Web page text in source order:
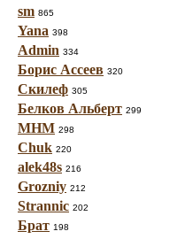
sm 865
Yana 398
Admin 334
Борис Ассеев 320
Скилеф 305
Белков Альберт 299
МНМ 298
Chuk 220
alek48s 216
Grozniy 212
Strannic 202
Брат 198